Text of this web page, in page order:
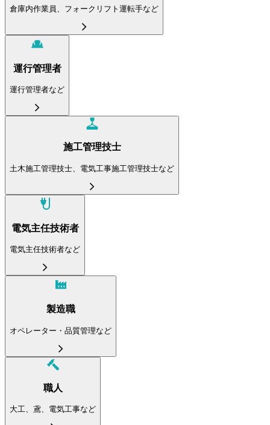
倉庫内作業員、フォークリフト運転手など
運行管理者
運行管理者など
施工管理技士
土木施工管理技士、電気工事施工管理技士など
電気主任技術者
電気主任技術者など
製造職
オペレーター・品質管理など
職人
大工、鳶、電気工事など